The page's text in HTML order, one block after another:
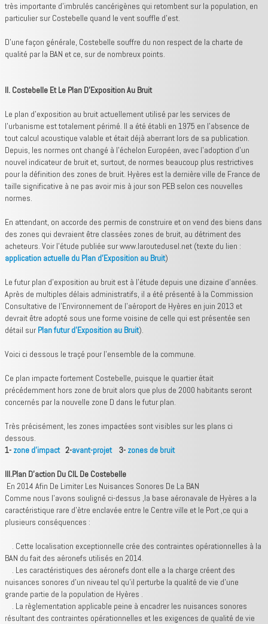
très importante d'imbrulés cancérigènes qui retombent sur la population, en
particulier sur Costebelle quand le vent souffle d'est.
D'une façon générale, Costebelle souffre du non respect de la charte de
qualité par la BAN et ce, sur de nombreux points.
II. Costebelle Et Le Plan D'Exposition Au Bruit
Le plan d'exposition au bruit actuellement utilisé par les services de
l'urbanisme est totalement périmé. Il a été établi en 1975 en l'absence de
tout calcul acoustique valable et était déjà aberrant lors de sa publication.
Depuis, les normes ont changé à l’échelon Européen, avec l'adoption d'un
nouvel indicateur de bruit et, surtout, de normes beaucoup plus restrictives
pour la définition des zones de bruit. Hyères est la dernière ville de France de
taille significative à ne pas avoir mis à jour son PEB selon ces nouvelles
normes.
En attendant, on accorde des permis de construire et on vend des biens dans
des zones qui devraient être classées zones de bruit, au détriment des
acheteurs. Voir l'étude publiée sur www.laroutedusel.net (texte du lien :
application actuelle du Plan d'Exposition au Bruit)
Le futur plan d'exposition au bruit est à l'étude depuis une dizaine d'années.
Après de multiples délais administratifs, il a été présenté à la Commission
Consultative de l'Environnement de l'aéroport de Hyères en juin 2013 et
devrait être adopté sous une forme voisine de celle qui est présentée sen
détail sur Plan futur d'Exposition au Bruit).
Voici ci dessous le traçé pour l'ensemble de la commune.
Ce plan impacte fortement Costebelle, puisque le quartier était
précédemment hors zone de bruit alors que plus de 2000 habitants seront
concernés par la nouvelle zone D dans le futur plan.
Très précisément, les zones impactées sont visibles sur les plans ci
dessous.
1- zone d'impact2-avant-projet3- zones de bruit
III.Plan D’action Du CIL De Costebelle
En 2014 Afin De Limiter Les Nuisances Sonores De La BAN
Comme nous l’avons souligné ci-dessus ,la base aéronavale de Hyères a la
caractéristique rare d’ètre enclavée entre le Centre ville et le Port ,ce qui a
plusieurs conséquences :
. Cette localisation exceptionnelle crée des contraintes opérationnelles à la
BAN du fait des aéronefs utilisés en 2014.
. Les caractéristiques des aéronefs dont elle a la charge créent des
nuisances sonores d’un niveau tel qu’il perturbe la qualité de vie d’une
grande partie de la population de Hyères .
. La règlementation applicable peine à encadrer les nuisances sonores
résultant des contraintes opérationnelles et les exigences de qualité de vie